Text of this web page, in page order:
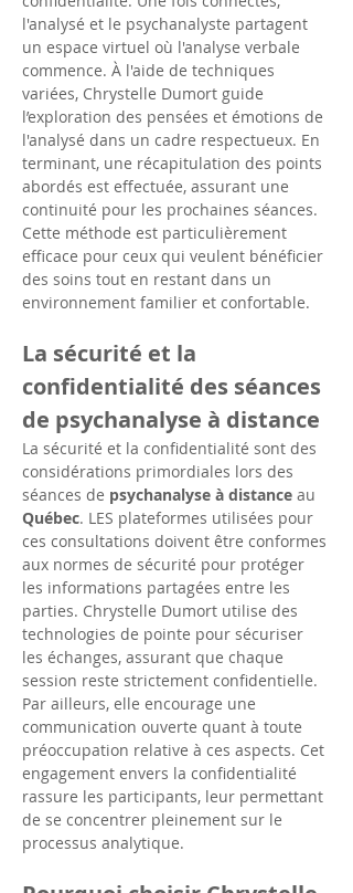
l'analysé et le psychanalyste partagent
un espace virtuel où l'analyse verbale
commence. À l'aide de techniques
variées, Chrystelle Dumort guide
l’exploration des pensées et émotions de
l'analysé dans un cadre respectueux. En
terminant, une récapitulation des points
abordés est effectuée, assurant une
continuité pour les prochaines séances.
Cette méthode est particulièrement
efficace pour ceux qui veulent bénéficier
des soins tout en restant dans un
environnement familier et confortable.
La sécurité et la
confidentialité des séances
de psychanalyse à distance
La sécurité et la confidentialité sont des
considérations primordiales lors des
séances de psychanalyse à distance au
Québec. LES plateformes utilisées pour
ces consultations doivent être conformes
aux normes de sécurité pour protéger
les informations partagées entre les
parties. Chrystelle Dumort utilise des
technologies de pointe pour sécuriser
les échanges, assurant que chaque
session reste strictement confidentielle.
Par ailleurs, elle encourage une
communication ouverte quant à toute
préoccupation relative à ces aspects. Cet
engagement envers la confidentialité
rassure les participants, leur permettant
de se concentrer pleinement sur le
processus analytique.